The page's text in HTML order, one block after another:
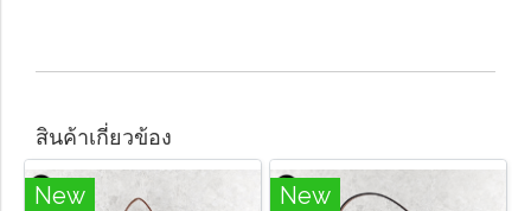
สินค้าเกี่ยวข้อง
New New